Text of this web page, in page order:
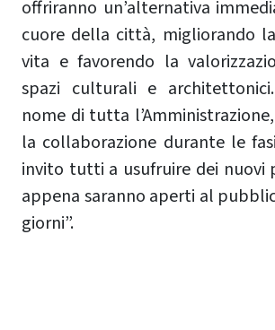
offriranno un’alternativa
cuore della città, migliorando
vita e favorendo la
spazi culturali e
nome di tutta
la collaborazione durante le
invito tutti a usufruire dei nuovi
appena saranno aperti al
giorni”.